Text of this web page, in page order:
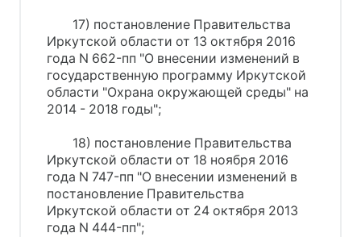
17) постановление Правительства
Иркутской области от 13 октября 2016
года N 662-пп "О внесении изменений в
государственную программу Иркутской
области "Охрана окружающей среды" на
2014 - 2018 годы";
18) постановление Правительства
Иркутской области от 18 ноября 2016
года N 747-пп "О внесении изменений в
постановление Правительства
Иркутской области от 24 октября 2013
года N 444-пп";